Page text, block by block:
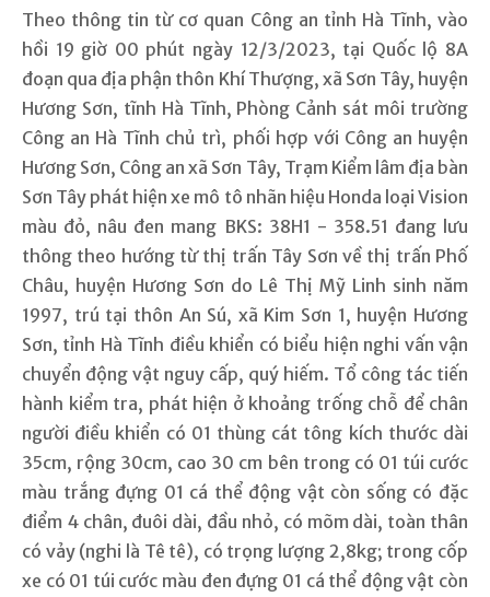
Theo thông tin từ cơ quan Công an tỉnh Hà Tĩnh, vào
hồi 19 giờ 00 phút ngày 12/3/2023, tại Quốc lộ 8A
đoạn qua địa phận thôn Khí Thượng, xã Sơn Tây, huyện
Hương Sơn, tĩnh Hà Tĩnh, Phòng Cảnh sát môi trường
Công an Hà Tĩnh chủ trì, phối hợp với Công an huyện
Hương Sơn, Công an xã Sơn Tây, Trạm Kiểm lâm địa bàn
Sơn Tây phát hiện xe mô tô nhãn hiệu Honda loại Vision
màu đỏ, nâu đen mang BKS: 38H1 - 358.51 đang lưu
thông theo hướng từ thị trấn Tây Sơn về thị trấn Phố
Châu, huyện Hương Sơn do Lê Thị Mỹ Linh sinh năm
1997, trú tại thôn An Sú, xã Kim Sơn 1, huyện Hương
Sơn, tỉnh Hà Tĩnh điều khiển có biểu hiện nghi vấn vận
chuyển động vật nguy cấp, quý hiếm. Tổ công tác tiến
hành kiểm tra, phát hiện ở khoảng trống chỗ để chân
người điều khiển có 01 thùng cát tông kích thước dài
35cm, rộng 30cm, cao 30 cm bên trong có 01 túi cước
màu trắng đựng 01 cá thể động vật còn sống có đặc
điểm 4 chân, đuôi dài, đầu nhỏ, có mõm dài, toàn thân
có vảy (nghi là Tê tê), có trọng lượng 2,8kg; trong cốp
xe có 01 túi cước màu đen đựng 01 cá thể động vật còn